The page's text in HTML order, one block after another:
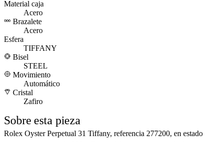
Material caja
Acero
Brazalete
Acero
Esfera
TIFFANY
Bisel
STEEL
Movimiento
Automático
Cristal
Zafiro
Sobre esta pieza
Rolex Oyster Perpetual 31 Tiffany, referencia 277200, en estado